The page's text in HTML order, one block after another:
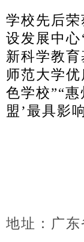
学校先后
设发展中
新科学教
师范大学
色学校”“
盟’最具影
地址：广